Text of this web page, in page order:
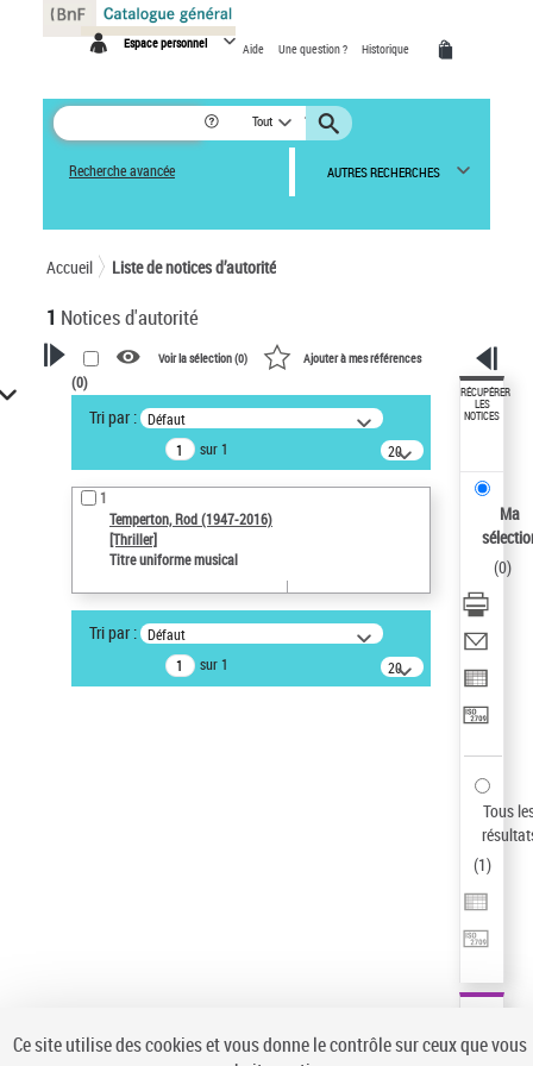
Espace personnel Aide Une question ? Historique
Tout
Recherche avancée AUTRES RECHERCHES
Accueil Liste de notices d’autorité
1 Notices d'autorité
VOTRE RECHERCHE
Recherche avancée dans les
notices d’autorité
Œuvres liées à l'auteur :
Temperton, Rod (1947-2016)
Sauvegarder votre recherche
AFFINER
Type de notice d'autorité
Voir la sélection (0) Ajouter à mes références
(0)
Tri par : Défaut
sur 1
20
résultats/page
1
Temperton, Rod (1947-2016)
[Thriller]
Titre uniforme musical
Tri par : Défaut
sur 1
20
résultats/page
RÉCUPÉRER
LES
NOTICES
Ma
(0)
Tous
(1)
Panneau de gestion des cookies
Ce site utilise des cookies et vous donne le contrôle sur ceux que vous